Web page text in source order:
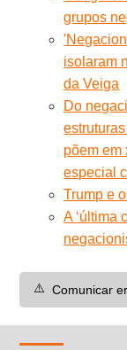
grupos
isolaram
da Veiga
Do
põem em
especial
Trump e
A ‘última
⚠️ Comunicar